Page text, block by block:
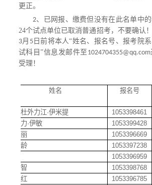
更正。
2、已网报、缴费但没有在此名单中
24个试点单位已取消普通招考，不要确认！
3月 5日前将本人“姓名、报名号、报考院
试科 目”信息发邮件至 1024704355@qq.com
受理！
姓名 报名号
阿卜杜外力江·伊米提 1053398461
阿迪力·伊敏 1053399428
艾冬丽
1053396669
艾锦龄
1053397238
1053396959
艾云智
1053398768
安文红
1053396785